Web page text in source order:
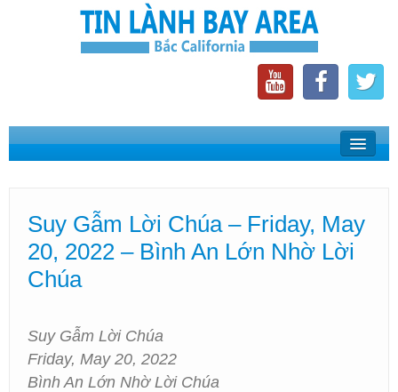
Home
Phát Thanh Tin Lành Bay Area
Các Hội Thánh Bắc California
Suy Gẫm Lời Chúa – Friday, May
20, 2022 – Bình An Lớn Nhờ Lời
Chúa
Suy Gẫm Lời Chúa
Friday, May 20, 2022
Bình An Lớn Nhờ Lời Chúa